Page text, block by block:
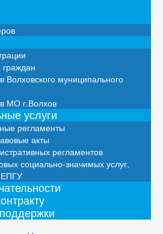
Волховского муниципального
МО г.Волхов
услуги
регламенты
акты
регламентов
социально-значимых услуг,
ЕПГУ